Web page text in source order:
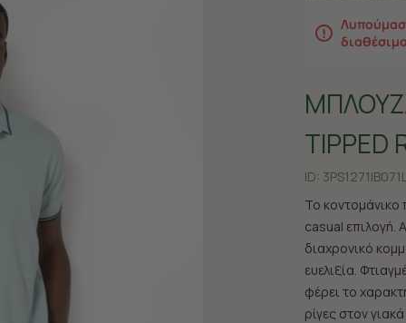
TIPPED
ID:
Το κοντομάνικο
casual επιλογή.
διαχρονικό
ευελιξία.
φέρει το
ρίγες στον